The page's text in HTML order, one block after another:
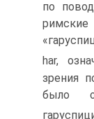
по
har,
зрения
было